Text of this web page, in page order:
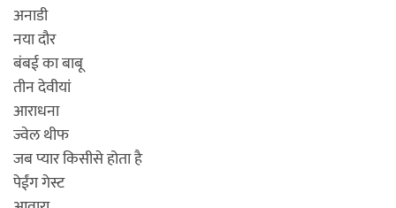
अनाडी
नया दौर
बंबई का बाबू
तीन देवीयां
आराधना
ज्वेल थीफ
जब प्यार किसीसे होता है
पेईंग गेस्ट